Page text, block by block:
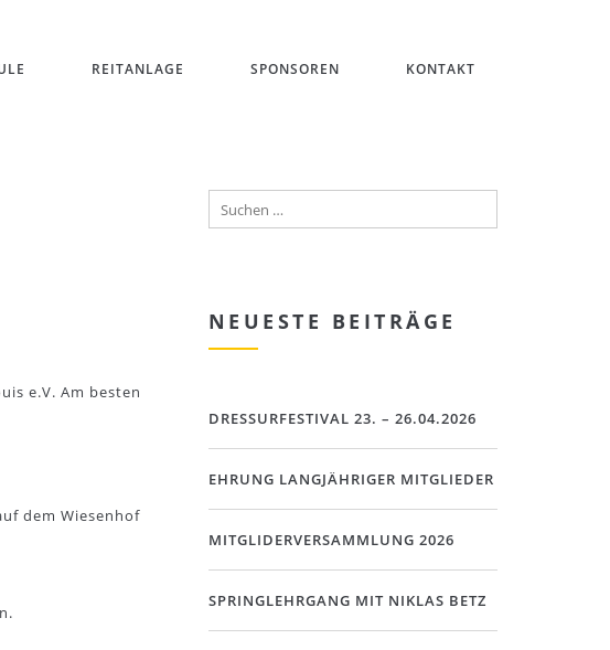
REITANLAGE SPONSOREN KONTAKT
e.V. Am besten
dem Wiesenhof
NEUESTE BEITRÄGE
DRESSURFESTIVAL 23. – 26.04.2026
EHRUNG LANGJÄHRIGER MITGLIEDER
MITGLIDERVERSAMMLUNG 2026
SPRINGLEHRGANG MIT NIKLAS BETZ